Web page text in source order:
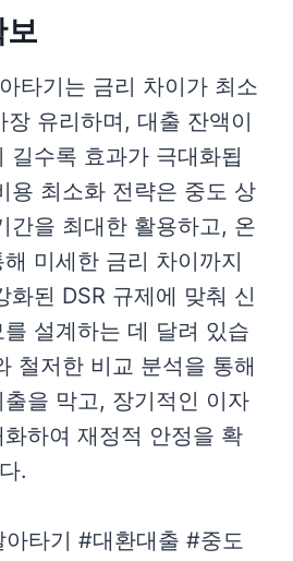
보
타기는 금리 차이가 최소
장 유리하며, 대출 잔액이
길수록 효과가 극대화됩
용 최소화 전략은 중도 상
간을 최대한 활용하고, 온
미세한 금리 차이까지
화된 DSR 규제에 맞춰 신
설계하는 데 달려 있습
철저한 비교 분석을 통해
을 막고, 장기적인 이자
하여 재정적 안정을 확
.
타기 #대환대출 #중도